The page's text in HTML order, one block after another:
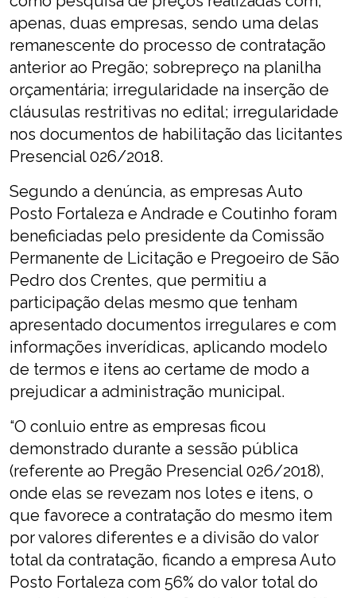
apenas, duas empresas, sendo uma delas
remanescente do processo de contratação
anterior ao Pregão; sobrepreço na planilha
orçamentária; irregularidade na inserção de
cláusulas restritivas no edital; irregularidade
nos documentos de habilitação das licitantes
Presencial 026/2018.
Segundo a denúncia, as empresas Auto
Posto Fortaleza e Andrade e Coutinho foram
beneficiadas pelo presidente da Comissão
Permanente de Licitação e Pregoeiro de São
Pedro dos Crentes, que permitiu a
participação delas mesmo que tenham
apresentado documentos irregulares e com
informações inverídicas, aplicando modelo
de termos e itens ao certame de modo a
prejudicar a administração municipal.
“O conluio entre as empresas ficou
demonstrado durante a sessão pública
(referente ao Pregão Presencial 026/2018),
onde elas se revezam nos lotes e itens, o
que favorece a contratação do mesmo item
por valores diferentes e a divisão do valor
total da contratação, ficando a empresa Auto
Posto Fortaleza com 56% do valor total do